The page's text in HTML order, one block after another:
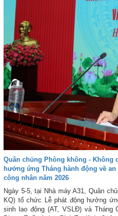
Quân chủng Phòng không - Không
hưởng ứng Tháng hành động về
công nhân năm 2026
Ngày 5-5, tại Nhà máy A31, Quân
KQ) tổ chức Lễ phát động hưởng
sinh lao động (AT, VSLĐ) và Tháng